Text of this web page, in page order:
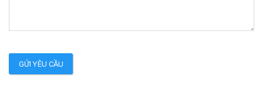
GỬI YÊU CẦU